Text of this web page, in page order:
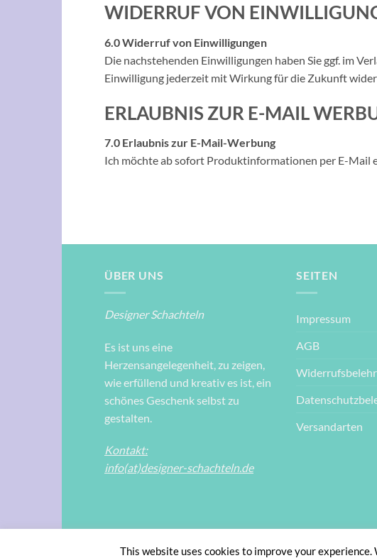
WIDERRUF VON
6.0 Widerruf von Einwilligungen
Die nachstehenden Einwilligungen haben Sie ggf. im
Einwilligung jederzeit mit Wirkung für die Zukunft
ERLAUBNIS ZUR E-MAIL
7.0 Erlaubnis zur E-Mail-Werbung
Ich möchte ab sofort Produktinformationen per E-Mail
ÜBER UNS
Designer Schachteln
Es ist uns eine
Herzensangelegenheit, zu zeigen,
wie erfüllend und kreativ es ist, ein
schönes Geschenk selbst zu
gestalten.
Kontakt:
info(at)designer-schachteln.de
SEITEN
Impressum
AGB
Versandarten
This website uses cookies to improve your